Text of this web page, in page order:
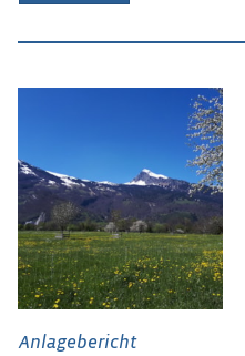
Anlagebericht